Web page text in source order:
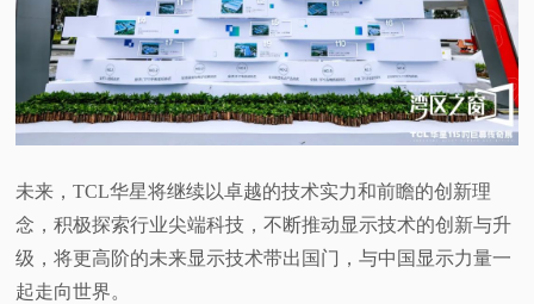
未来，TCL华星将继续以卓越的技术实力和前瞻的创新理
念，积极探索行业尖端科技，不断推动显示技术的创新与升
级，将更高阶的未来显示技术带出国门，与中国显示力量一
起走向世界。